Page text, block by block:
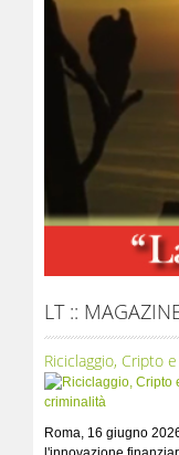
LT ::
Riciclaggio, Cripto
Roma, 16 giugno